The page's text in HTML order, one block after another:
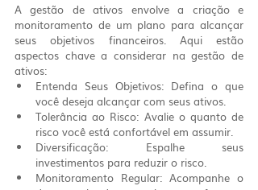
A gestão de ativos envolve a criação e
monitoramento de um plano para alcançar
seus objetivos financeiros. Aqui estão
aspectos chave a considerar na gestão de
ativos:
Entenda Seus Objetivos: Defina o que
você deseja alcançar com seus ativos.
Tolerância ao Risco: Avalie o quanto de
risco você está confortável em assumir.
Diversificação: Espalhe seus
investimentos para reduzir o risco.
Monitoramento Regular: Acompanhe o